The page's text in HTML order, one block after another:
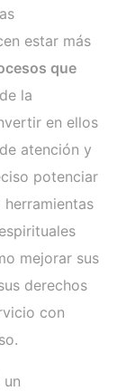
estar más
que
la
en ellos
atención y
potenciar
mejorar sus
derechos
con